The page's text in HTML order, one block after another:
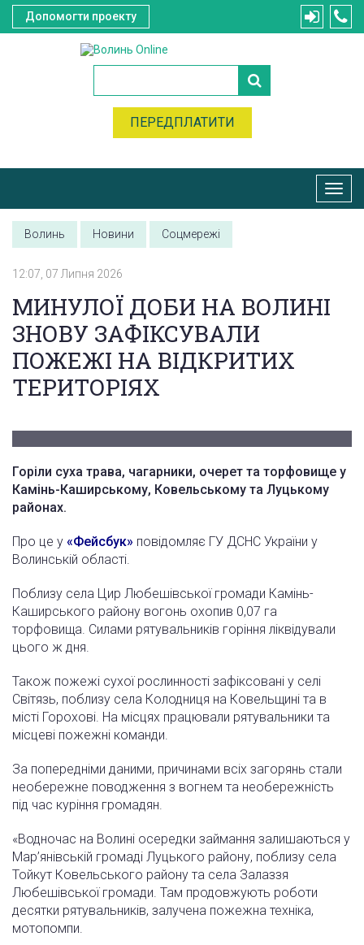
Допомогти проекту
ПЕРЕДПЛАТИТИ
Волинь Новини Соцмережі
12:07, 07 Липня 2026
МИНУЛОЇ ДОБИ НА ВОЛИНІ
ЗНОВУ ЗАФІКСУВАЛИ
ПОЖЕЖІ НА ВІДКРИТИХ
ТЕРИТОРІЯХ
Горіли суха трава, чагарники, очерет та торфовище у
Камінь-Каширському, Ковельському та Луцькому
районах.
Про це у «Фейсбук» повідомляє ГУ ДСНС України у
Волинській області.
Поблизу села Цир Любешівської громади Камінь-
Каширського району вогонь охопив 0,07 га
торфовища. Силами рятувальників горіння ліквідували
цього ж дня.
Також пожежі сухої рослинності зафіксовані у селі
Світязь, поблизу села Колодниця на Ковельщині та в
місті Горохові. На місцях працювали рятувальники та
місцеві пожежні команди.
За попередніми даними, причинами всіх загорянь стали
необережне поводження з вогнем та необережність
під час куріння громадян.
«Водночас на Волині осередки займання залишаються у
Мар’янівській громаді Луцького району, поблизу села
Тойкут Ковельського району та села Залаззя
Любешівської громади. Там продовжують роботи
десятки рятувальників, залучена пожежна техніка,
мотопомпи.